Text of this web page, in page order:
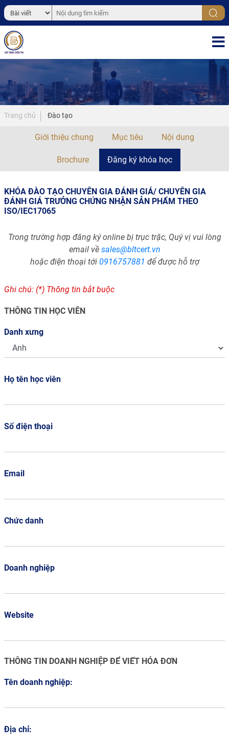
Trang chủ Đào tạo
Giới thiệu chung Mục tiêu Nội dung
Brochure Đăng ký khóa học
KHÓA ĐÀO TẠO CHUYÊN GIA ĐÁNH GIÁ/ CHUYÊN GIA
ĐÁNH GIÁ TRƯỞNG CHỨNG NHẬN SẢN PHẨM THEO
ISO/IEC17065
Trong trường hợp đăng ký online bị trục trặc, Quý vị vui lòng
email về sales@bltcert.vn
hoặc điện thoại tới 0916757881 để được hỗ trợ
Ghi chú: (*) Thông tin bắt buộc
THÔNG TIN HỌC VIÊN
Danh xưng
Họ tên học viên
Số điện thoại
Email
Chức danh
Doanh nghiệp
Website
THÔNG TIN DOANH NGHIỆP ĐỂ VIẾT HÓA ĐƠN
Tên doanh nghiệp:
Địa chỉ: